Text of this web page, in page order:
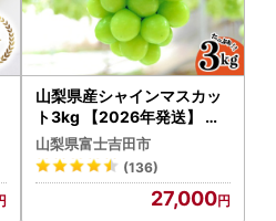
山梨県産シャインマスカッ
ト3kg 【2026年発送】 フ
ルーツ シャインマスカット
山梨県富士吉田市
(136)
27,000